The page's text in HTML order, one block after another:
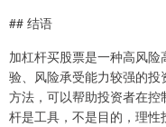
## 结语
加杠杆买股票是一种高风
验、风险承受能力较强的
方法，可以帮助投资者在
杆是工具，不是目的，理性